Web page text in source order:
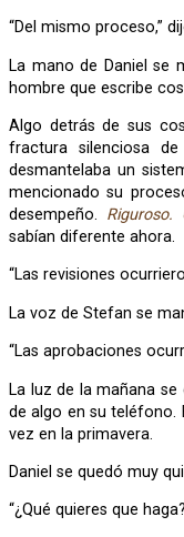
“Del mismo proceso,”
La mano de Daniel se movió hacia su Moleskine. El reflejo de un
hombre que escribe
Algo detrás de sus costillas se movió. No visiblemente. Solo la
fractura silenciosa
desmantelaba un
mencionado su
desempeño. Riguroso.
sabían diferente ahora.
“Las revisiones
La voz de Stefan se
“Las aprobaciones
La luz de la mañana se desplazó. Alguien en el área abierta se rió
de algo en su teléfono.
vez en la primavera.
Daniel se quedó muy
“¿Qué quieres que